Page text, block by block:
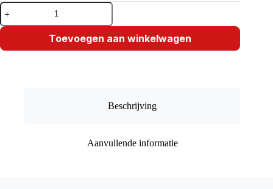
Calem
Port
Wijn
3
Toevoegen aan winkelwagen
Beschrijving
Aanvullende informatie